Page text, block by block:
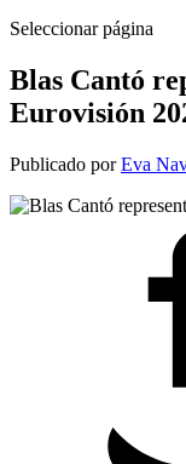
Seleccionar página
Blas Cantó
Eurovisión
Publicado porEva